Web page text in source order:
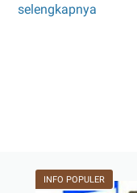
selengkapnya
Belitong
INFO POPULER